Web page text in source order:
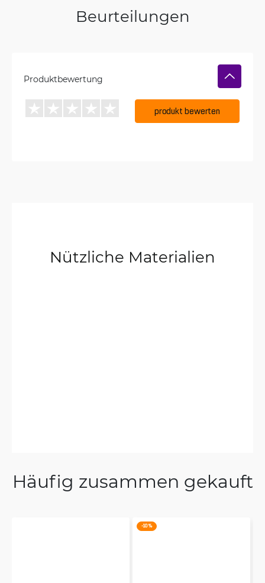
Beurteilungen
Produktbewertung
produkt bewerten
Nützliche Materialien
Häufig zusammen gekauft
-10 %